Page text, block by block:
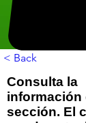
< Back
Consulta la
información
sección. El